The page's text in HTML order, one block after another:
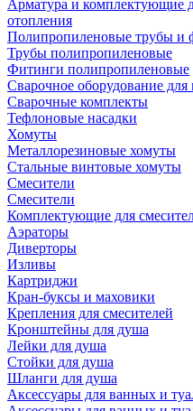
Арматура и комплектующие
отопления
Полипропиленовые трубы и
Трубы полипропиленовые
Фитинги полипропиленовые
Сварочное оборудование
Сварочные комплекты
Тефлоновые насадки
Хомуты
Металлорезиновые хомуты
Стальные винтовые хомуты
Смесители
Смесители
Комплектующие для
Аэраторы
Диверторы
Изливы
Картриджи
Кран-буксы и маховики
Крепления для смесителей
Кронштейны для душа
Лейки для душа
Стойки для душа
Шланги для душа
Аксессуары для ванных и